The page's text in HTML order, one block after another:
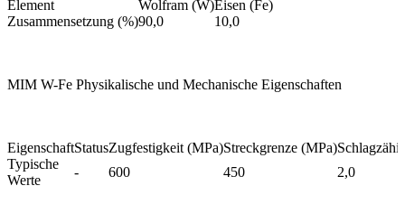
Element Wolfram (W)Eisen (Fe)
Zusammensetzung (%)90,0 10,0
MIM W-Fe Physikalische und Mechanische Eigenschaften
EigenschaftStatusZugfestigkeit (MPa)Streckgrenze (MPa)
Typische
Werte
- 600 450 2,0